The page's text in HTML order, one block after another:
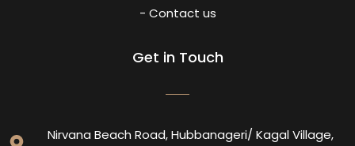
- Contact us
Get in Touch
Nirvana Beach Road, Hubbanageri/ Kagal Village,